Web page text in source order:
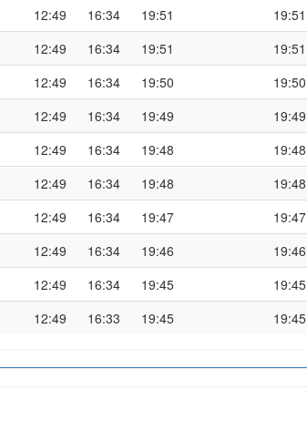
12:49 16:34 19:51 19:51
12:49 16:34 19:51 19:51
12:49 16:34 19:50 19:50
12:49 16:34 19:49 19:49
12:49 16:34 19:48 19:48
12:49 16:34 19:48 19:48
12:49 16:34 19:47 19:47
12:49 16:34 19:46 19:46
12:49 16:34 19:45 19:45
12:49 16:33 19:45 19:45